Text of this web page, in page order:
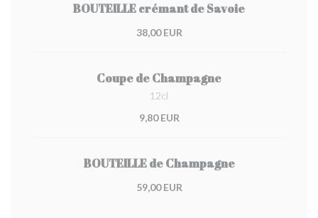
BOUTEILLE crémant de Savoie
38,00 EUR
Coupe de Champagne
12cl
9,80 EUR
BOUTEILLE de Champagne
59,00 EUR